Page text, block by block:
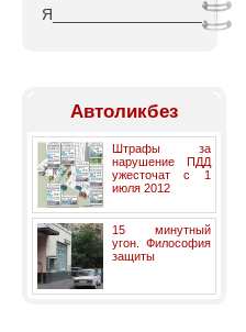
Я_________________
Автоликбез
Штрафы за
нарушение ПДД
ужесточат с 1
июля 2012
15 минутный
угон. Философия
защиты